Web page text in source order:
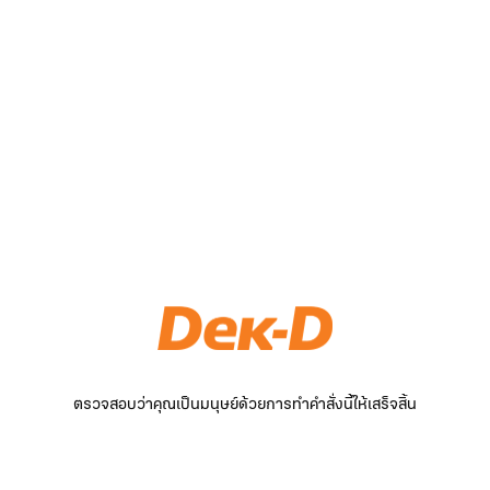
ตรวจสอบว่าคุณเป็นมนุษย์ด้วยการทำคำสั่งนี้ให้เสร็จสิ้น